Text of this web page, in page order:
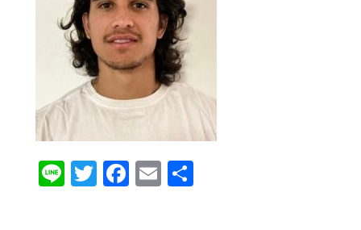
LineTwitter
Facebook
Email
共